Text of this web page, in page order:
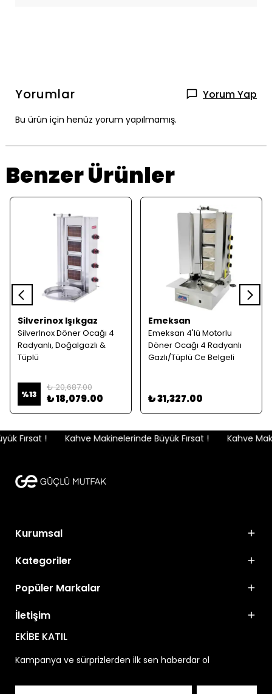
Yorumlar Yorum Yap
Bu ürün için henüz yorum yapılmamış.
Benzer Ürünler
Silverinox Işıkgaz
SilverInox Döner Ocağı 4
Radyanlı, Doğalgazlı &
Tüplü
%13
₺ 20,687.00
₺ 18,079.00
Emeksan
Emeksan 4'lü Motorlu
Döner Ocağı 4 Radyanlı
Gazlı/Tüplü Ce Belgeli
₺ 31,327.00
Fırsat ! Kahve Makinelerinde Büyük Fırsat ! Kahve
Kurumsal
Kategoriler
Popüler Markalar
İletişim
EKİBE KATIL
Kampanya ve sürprizlerden ilk sen haberdar ol